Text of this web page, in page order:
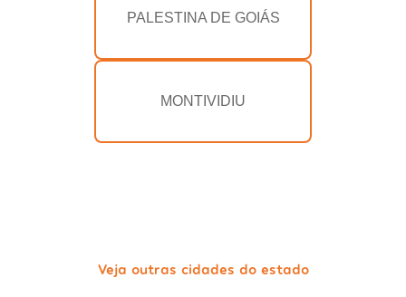
PALESTINA DE GOIÁS
MONTIVIDIU
Veja outras cidades do estado